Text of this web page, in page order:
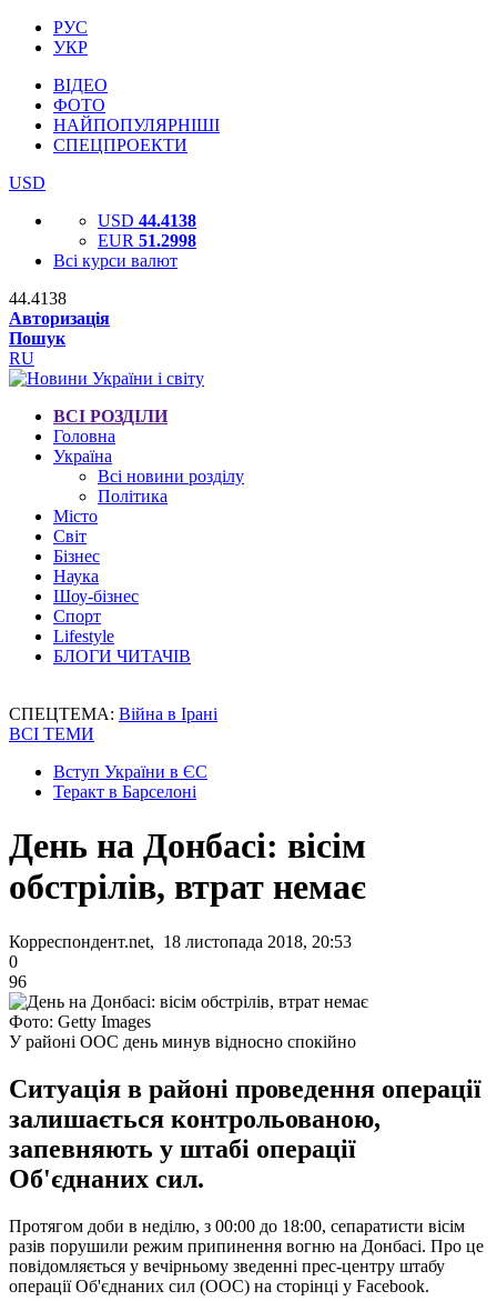
РУС
УКР
ВІДЕО
ФОТО
НАЙПОПУЛЯРНІШІ
СПЕЦПРОЕКТИ
USD
USD 44.4138
EUR 51.2998
Всі курси валют
44.4138
Авторизація
Пошук
RU
ВСІ РОЗДІЛИ
Головна
Україна
Всі новини розділу
Політика
Місто
Світ
Бізнес
Наука
Шоу-бізнес
Спорт
Lifestyle
БЛОГИ ЧИТАЧІВ
СПЕЦТЕМА: Війна в Ірані
ВСІ ТЕМИ
Вступ України в ЄС
Теракт в Барселоні
День на Донбасі: вісім
обстрілів, втрат немає
Корреспондент.net, 18 листопада 2018, 20:53
0
96
Фото: Getty Images
У районі ООС день минув відносно спокійно
Ситуація в районі проведення операції
залишається контрольованою,
запевняють у штабі операції
Об'єднаних сил.
Протягом доби в неділю, з 00:00 до 18:00, сепаратисти вісім
разів порушили режим припинення вогню на Донбасі. Про це
повідомляється у вечірньому зведенні прес-центру штабу
операції Об'єднаних сил (ООС) на сторінці у Facebook.